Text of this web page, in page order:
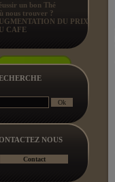
un bon Thé
nous trouver ?
DU PRIX
CAFE
NOUS